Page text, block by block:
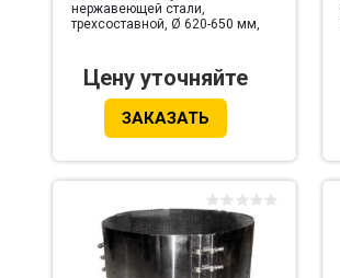
нержавеющей стали,
трехсоставной, Ø 620-650 мм,
Цену уточняйте
ЗАКАЗАТЬ